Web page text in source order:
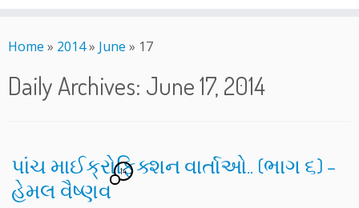
toHome » 2014» June » 17
Daily Archives: June 17, 2014
પાંચ માઈક્રોફિક્શન વાર્તાઓ.. (ભાગ ૬) –
હેમલ વૈષ્ણવ
14